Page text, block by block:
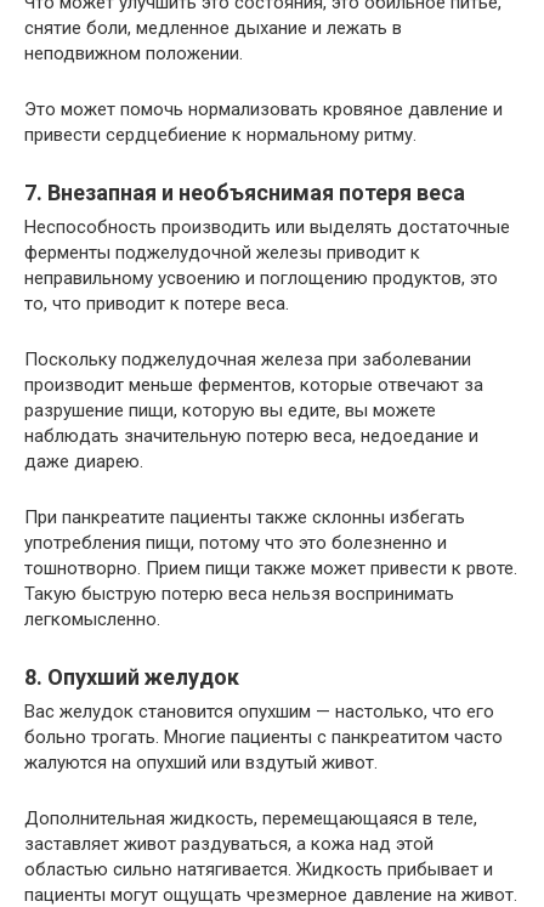
снятие боли, медленное дыхание и лежать в
неподвижном положении.
Это может помочь нормализовать кровяное давление и
привести сердцебиение к нормальному ритму.
7. Внезапная и необъяснимая потеря веса
Неспособность производить или выделять достаточные
ферменты поджелудочной железы приводит к
неправильному усвоению и поглощению продуктов, это
то, что приводит к потере веса.
Поскольку поджелудочная железа при заболевании
производит меньше ферментов, которые отвечают за
разрушение пищи, которую вы едите, вы можете
наблюдать значительную потерю веса, недоедание и
даже диарею.
При панкреатите пациенты также склонны избегать
употребления пищи, потому что это болезненно и
тошнотворно. Прием пищи также может привести к рвоте.
Такую быструю потерю веса нельзя воспринимать
легкомысленно.
8. Опухший желудок
Вас желудок становится опухшим — настолько, что его
больно трогать. Многие пациенты с панкреатитом часто
жалуются на опухший или вздутый живот.
Дополнительная жидкость, перемещающаяся в теле,
заставляет живот раздуваться, а кожа над этой
областью сильно натягивается. Жидкость прибывает и
пациенты могут ощущать чрезмерное давление на живот.